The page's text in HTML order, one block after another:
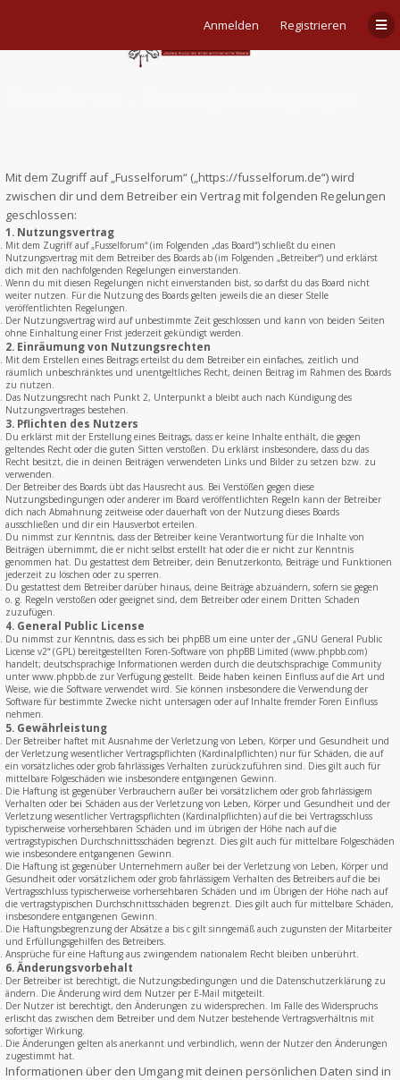
Anmelden Registrieren
Mit dem Zugriff auf „Fusselforum“ („https://fusselforum.de“) wird
zwischen dir und dem Betreiber ein Vertrag mit folgenden Regelungen
geschlossen:
1. Nutzungsvertrag
Mit dem Zugriff auf „Fusselforum“ (im Folgenden „das Board“) schließt du einen
Nutzungsvertrag mit dem Betreiber des Boards ab (im Folgenden „Betreiber“) und erklärst
dich mit den nachfolgenden Regelungen einverstanden.
Wenn du mit diesen Regelungen nicht einverstanden bist, so darfst du das Board nicht
weiter nutzen. Für die Nutzung des Boards gelten jeweils die an dieser Stelle
veröffentlichten Regelungen.
Der Nutzungsvertrag wird auf unbestimmte Zeit geschlossen und kann von beiden Seiten
ohne Einhaltung einer Frist jederzeit gekündigt werden.
2. Einräumung von Nutzungsrechten
Mit dem Erstellen eines Beitrags erteilst du dem Betreiber ein einfaches, zeitlich und
räumlich unbeschränktes und unentgeltliches Recht, deinen Beitrag im Rahmen des Boards
zu nutzen.
Das Nutzungsrecht nach Punkt 2, Unterpunkt a bleibt auch nach Kündigung des
Nutzungsvertrages bestehen.
3. Pflichten des Nutzers
Du erklärst mit der Erstellung eines Beitrags, dass er keine Inhalte enthält, die gegen
geltendes Recht oder die guten Sitten verstoßen. Du erklärst insbesondere, dass du das
Recht besitzt, die in deinen Beiträgen verwendeten Links und Bilder zu setzen bzw. zu
verwenden.
Der Betreiber des Boards übt das Hausrecht aus. Bei Verstößen gegen diese
Nutzungsbedingungen oder anderer im Board veröffentlichten Regeln kann der Betreiber
dich nach Abmahnung zeitweise oder dauerhaft von der Nutzung dieses Boards
ausschließen und dir ein Hausverbot erteilen.
Du nimmst zur Kenntnis, dass der Betreiber keine Verantwortung für die Inhalte von
Beiträgen übernimmt, die er nicht selbst erstellt hat oder die er nicht zur Kenntnis
genommen hat. Du gestattest dem Betreiber, dein Benutzerkonto, Beiträge und Funktionen
jederzeit zu löschen oder zu sperren.
Du gestattest dem Betreiber darüber hinaus, deine Beiträge abzuändern, sofern sie gegen
o. g. Regeln verstoßen oder geeignet sind, dem Betreiber oder einem Dritten Schaden
zuzufügen.
4. General Public License
Du nimmst zur Kenntnis, dass es sich bei phpBB um eine unter der „GNU General Public
License v2“ (GPL) bereitgestellten Foren-Software von phpBB Limited (www.phpbb.com)
handelt; deutschsprachige Informationen werden durch die deutschsprachige Community
unter www.phpbb.de zur Verfügung gestellt. Beide haben keinen Einfluss auf die Art und
Weise, wie die Software verwendet wird. Sie können insbesondere die Verwendung der
Software für bestimmte Zwecke nicht untersagen oder auf Inhalte fremder Foren Einfluss
nehmen.
5. Gewährleistung
Der Betreiber haftet mit Ausnahme der Verletzung von Leben, Körper und Gesundheit und
der Verletzung wesentlicher Vertragspflichten (Kardinalpflichten) nur für Schäden, die auf
ein vorsätzliches oder grob fahrlässiges Verhalten zurückzuführen sind. Dies gilt auch für
mittelbare Folgeschäden wie insbesondere entgangenen Gewinn.
Die Haftung ist gegenüber Verbrauchern außer bei vorsätzlichem oder grob fahrlässigem
Verhalten oder bei Schäden aus der Verletzung von Leben, Körper und Gesundheit und der
Verletzung wesentlicher Vertragspflichten (Kardinalpflichten) auf die bei Vertragsschluss
typischerweise vorhersehbaren Schäden und im übrigen der Höhe nach auf die
vertragstypischen Durchschnittsschäden begrenzt. Dies gilt auch für mittelbare Folgeschäden
wie insbesondere entgangenen Gewinn.
Die Haftung ist gegenüber Unternehmern außer bei der Verletzung von Leben, Körper und
Gesundheit oder vorsätzlichem oder grob fahrlässigem Verhalten des Betreibers auf die bei
Vertragsschluss typischerweise vorhersehbaren Schäden und im Übrigen der Höhe nach auf
die vertragstypischen Durchschnittsschäden begrenzt. Dies gilt auch für mittelbare Schäden,
insbesondere entgangenen Gewinn.
Die Haftungsbegrenzung der Absätze a bis c gilt sinngemäß auch zugunsten der Mitarbeiter
und Erfüllungsgehilfen des Betreibers.
Ansprüche für eine Haftung aus zwingendem nationalem Recht bleiben unberührt.
6. Änderungsvorbehalt
Der Betreiber ist berechtigt, die Nutzungsbedingungen und die Datenschutzerklärung zu
ändern. Die Änderung wird dem Nutzer per E-Mail mitgeteilt.
Der Nutzer ist berechtigt, den Änderungen zu widersprechen. Im Falle des Widerspruchs
erlischt das zwischen dem Betreiber und dem Nutzer bestehende Vertragsverhältnis mit
sofortiger Wirkung.
Die Änderungen gelten als anerkannt und verbindlich, wenn der Nutzer den Änderungen
zugestimmt hat.
Informationen über den Umgang mit deinen persönlichen Daten sind in